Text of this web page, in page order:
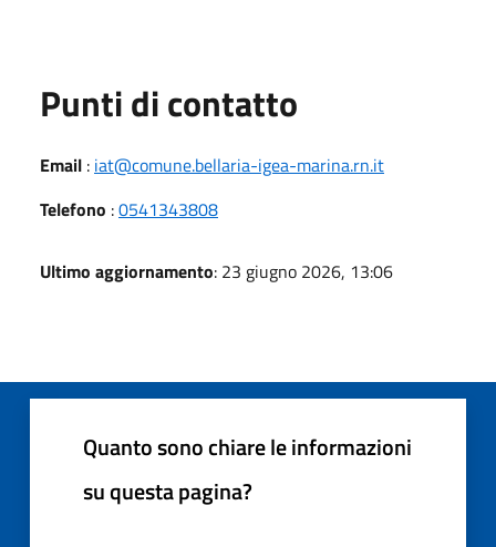
Punti di contatto
Email : iat@comune.bellaria-igea-marina.rn.it
Telefono :0541343808
Ultimo aggiornamento: 23 giugno 2026, 13:06
Quanto sono chiare le informazioni
su questa pagina?